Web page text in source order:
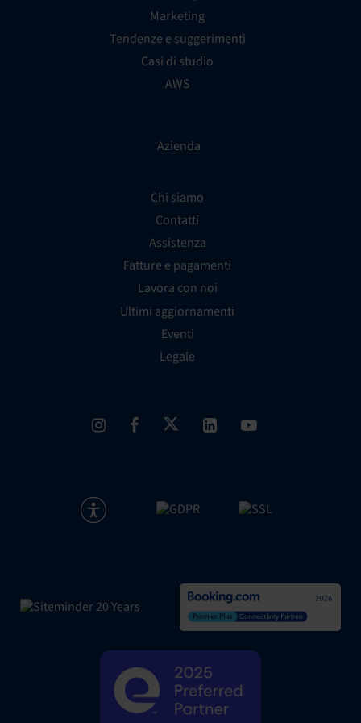
Marketing
Tendenze e suggerimenti
Casi di studio
AWS
Azienda
Chi siamo
Contatti
Assistenza
Fatture e pagamenti
Lavora con noi
Ultimi aggiornamenti
Eventi
Legale